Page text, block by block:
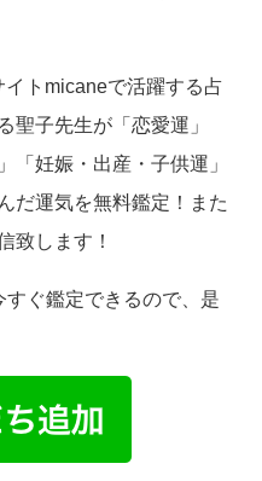
トmicaneで活躍する占
聖子先生が「恋愛運」
「妊娠・出産・子供運」
だ運気を無料鑑定！また
致します！
ぐ鑑定できるので、是